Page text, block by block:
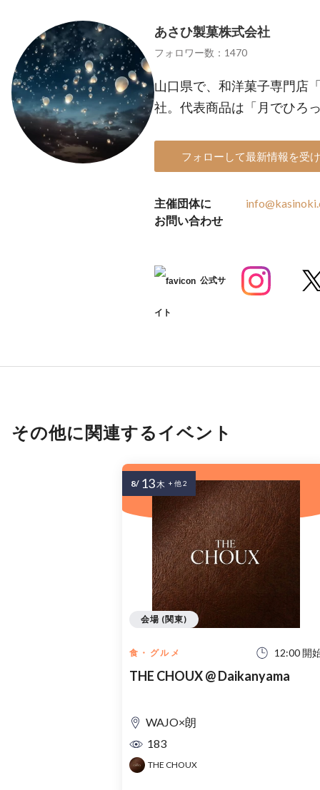
あさひ製菓株式会社
フォロワー数：1470
山口県で、和洋菓子専門店
社。代表商品は「月でひろ
フォローして最新情報を受
主催団体に
お問い合わせ
公式サ
イト
その他に関連するイベント
食・グルメ 12:00 開
THE CHOUX @ Daikanyama
WAJO×朗
183
THE CHOUX
会場 (関東)
8/ 13木 + 他 2